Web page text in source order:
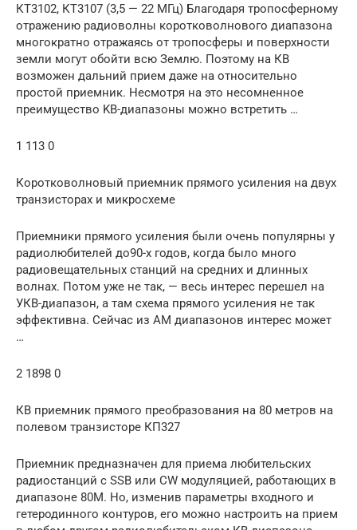
КТ3102, КТ3107 (3,5 — 22 МГц) Благодаря тропосферному
отражению радиоволны коротковолнового диапазона
многократно отражаясь от тропосферы и поверхности
земли могут обойти всю Землю. Поэтому на КВ
возможен дальний прием даже на относительно
простой приемник. Несмотря на это несомненное
преимущество KB-диапазоны можно встретить …
1 113 0
Коротковолновый приемник прямого усиления на двух
транзисторах и микросхеме
Приемники прямого усиления были очень популярны у
радиолюбителей до90-х годов, когда было много
радиовещательных станций на средних и длинных
волнах. Потом уже не так, — весь интерес перешел на
УКВ-диапазон, а там схема прямого усиления не так
эффективна. Сейчас из AM диапазонов интерес может
…
2 1898 0
КВ приемник прямого преобразования на 80 метров на
полевом транзисторе КП327
Приемник предназначен для приема любительских
радиостанций с SSB или CW модуляцией, работающих в
диапазоне 80М. Но, изменив параметры входного и
гетеродинного контуров, его можно настроить на прием